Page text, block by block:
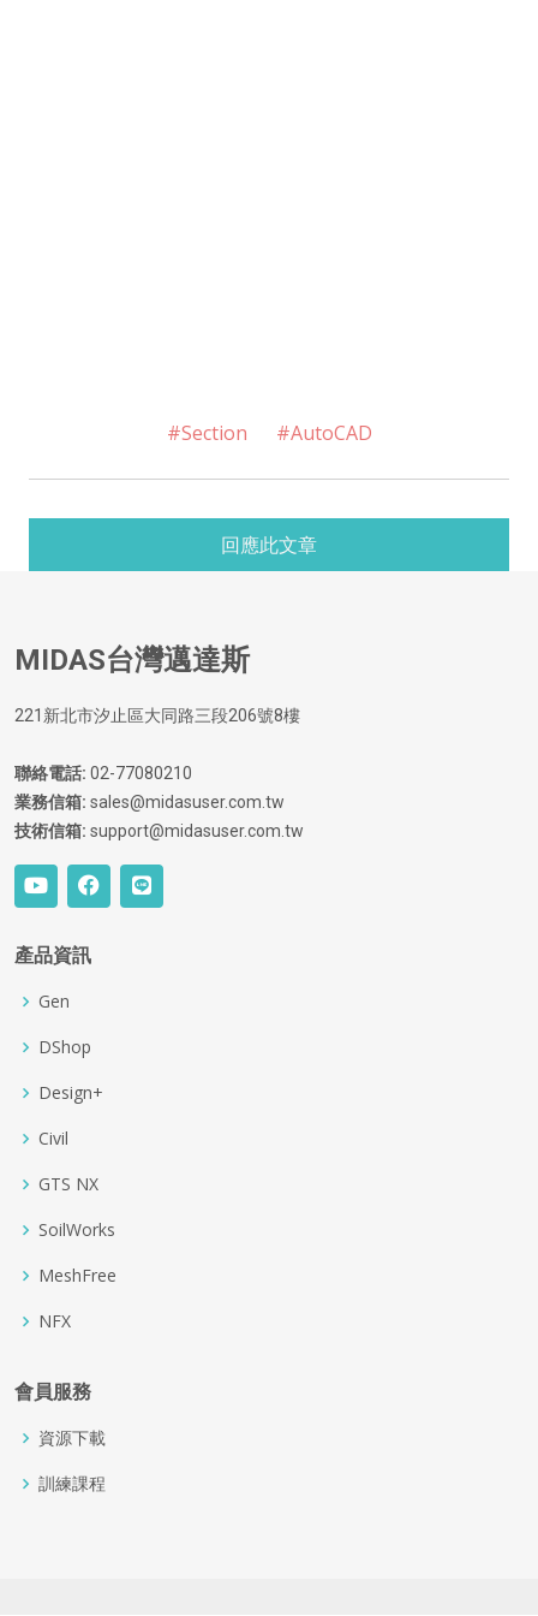
#Section #AutoCAD
MIDAS台灣邁達斯
221新北市汐止區大同路三段206號8樓
聯絡電話: 02-77080210
業務信箱: sales@midasuser.com.tw
技術信箱: support@midasuser.com.tw
產品資訊
Gen
DShop
Design+
Civil
GTS NX
SoilWorks
MeshFree
NFX
會員服務
資源下載
訓練課程